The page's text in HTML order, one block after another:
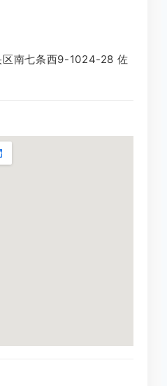
区南七条西9-1024-28 佐